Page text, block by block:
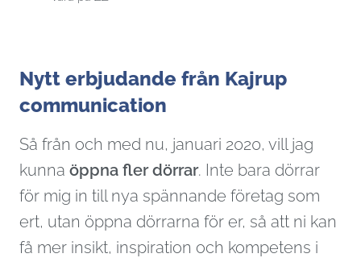
Nytt erbjudande från Kajrup
communication
Så från och med nu, januari 2020, vill jag
kunna öppna fler dörrar. Inte bara dörrar
för mig in till nya spännande företag som
ert, utan öppna dörrarna för er, så att ni kan
få mer insikt, inspiration och kompetens i